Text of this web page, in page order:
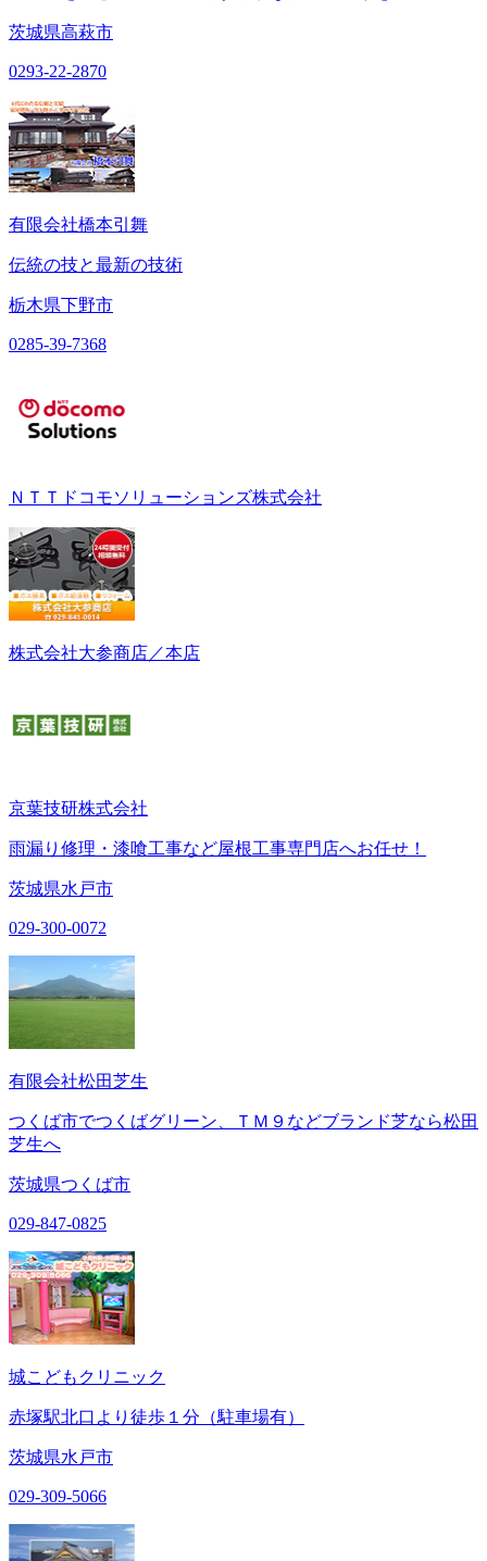
茨城県高萩市
0293-22-2870
有限会社橋本引舞
伝統の技と最新の技術
栃木県下野市
0285-39-7368
ＮＴＴドコモソリューションズ株式会社
株式会社大参商店／本店
京葉技研株式会社
雨漏り修理・漆喰工事など屋根工事専門店へお任せ！
茨城県水戸市
029-300-0072
有限会社松田芝生
つくば市でつくばグリーン、ＴＭ９などブランド芝なら松田
芝生へ
茨城県つくば市
029-847-0825
城こどもクリニック
赤塚駅北口より徒歩１分（駐車場有）
茨城県水戸市
029-309-5066